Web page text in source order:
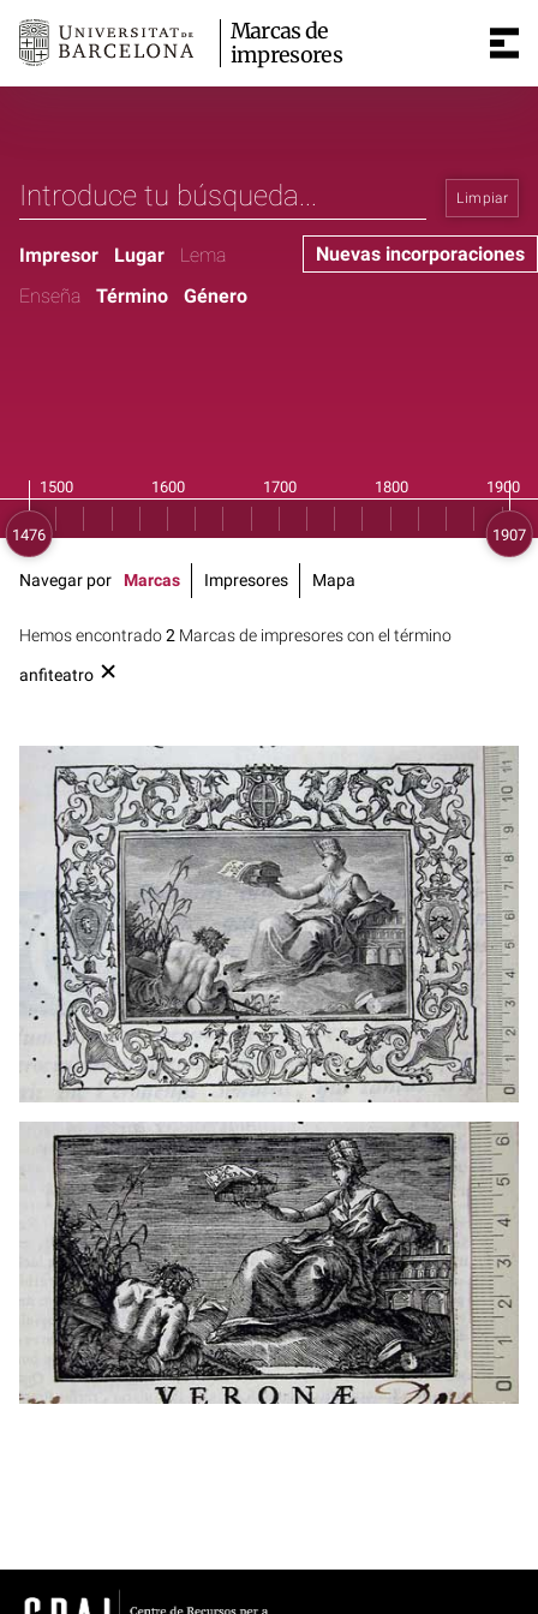
Marcas de
impresores
Limpiar
Nuevas incorporaciones
Impresor Lugar
Lema
Enseña
Término Género
Hemos encontrado2 Marcas de impresores con el término
anfiteatro
Navegar por Marcas Impresores Mapa
1741
Mantua (Italia)
ca. 1726 - ca. 1744
Verona (Italia)
1741
Mantua (Italia)
ca. 1726 - ca. 1744
Verona (Italia)